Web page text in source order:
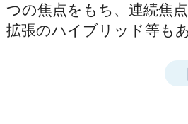
つの焦点をもち、連続焦
拡張のハイブリッド等も